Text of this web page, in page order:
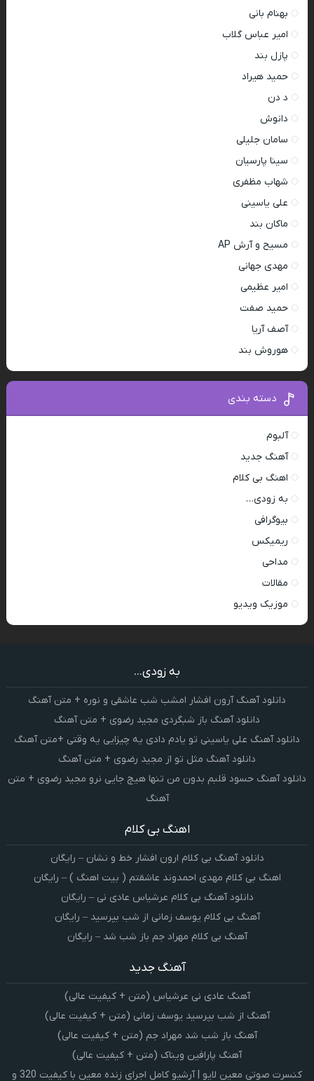
بهنام بانی
امیر عباس گلاب
پازل بند
حمید هیراد
د دن
دانوش
سامان جلیلی
سینا پارسیان
شهاب مظفری
علی یاسینی
ماکان بند
مسیح و آرش AP
مهدی جهانی
امیر عظیمی
حمید صفت
آصف آریا
هوروش بند
دسته بندی
آلبوم
آهنگ جدید
اهنگ بی کلام
به زودی…
بیوگرافی
ریمیکس
مداحی
مقالات
موزیک ویدیو
به زودی...
دانلود آهنگ آرون افشار امشب شب عاشقی و نوره + متن آهنگ
دانلود آهنگ باز شبگردی مجید رضوی + متن آهنگ
دانلود آهنگ علی یاسینی تو یادم دادی یه چیزایی یه وقتی +متن آهنگ
دانلود آهنگ مثل تو از مجید رضوی + متن آهنگ
دانلود آهنگ حسود قلبم بدون من تنها هیچ جایی نرو مجید رضوی + متن
آهنگ
اهنگ بی کلام
دانلود آهنگ بی کلام ارون افشار خط و نشان – رایگان
اهنگ بی کلام مهدی احمدوند عاشقتم ( بیت اهنگ ) – رایگان
دانلود آهنگ بی کلام عرشیاس عادی نی – رایگان
آهنگ بی کلام یوسف زمانی از شب بپرسید – رایگان
آهنگ بی کلام مهراد جم باز شب شد – رایگان
آهنگ جدید
آهنگ عادی نی عرشیاس (متن + کیفیت عالی)
آهنگ از شب بپرسید یوسف زمانی (متن + کیفیت عالی)
آهنگ باز شب شد مهراد جم (متن + کیفیت عالی)
آهنگ پارافین ویناک (متن + کیفیت عالی)
کنسرت صوتی معین لایو | آرشیو کامل اجرای زنده معین با کیفیت 320 و